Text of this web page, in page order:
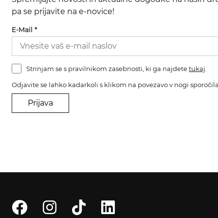
pa se prijavite na e-novice!
E-Mail *
Strinjam se s pravilnikom zasebnosti, ki ga najdetetukaj
Odjavite se lahko kadarkoli s klikom na povezavo v nogi